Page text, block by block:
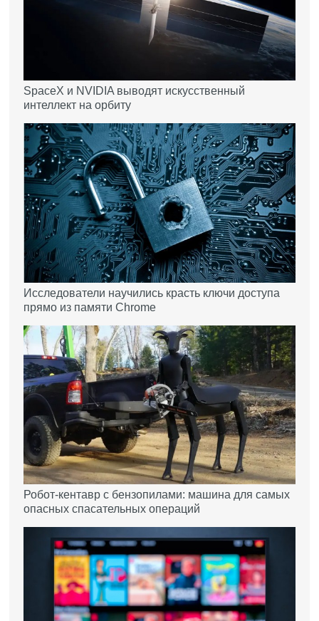
SpaceX и NVIDIA выводят искусственный
интеллект на орбиту
Исследователи научились красть ключи доступа
прямо из памяти Chrome
Робот-кентавр с бензопилами: машина для самых
опасных спасательных операций